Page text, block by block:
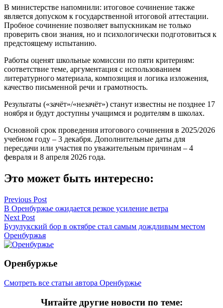
В министерстве напомнили: итоговое сочинение также
является допуском к государственной итоговой аттестации.
Пробное сочинение позволяет выпускникам не только
проверить свои знания, но и психологически подготовиться к
предстоящему испытанию.
Работы оценят школьные комиссии по пяти критериям:
соответствие теме, аргументация с использованием
литературного материала, композиция и логика изложения,
качество письменной речи и грамотность.
Результаты («зачёт»/«незачёт») станут известны не позднее 17
ноября и будут доступны учащимся и родителям в школах.
Основной срок проведения итогового сочинения в 2025/2026
учебном году – 3 декабря. Дополнительные даты для
пересдачи или участия по уважительным причинам – 4
февраля и 8 апреля 2026 года.
Это может быть интересно:
Навигация
по
записям
Previous Post
В Оренбуржье ожидается резкое усиление ветра
Next Post
Бузулукский бор в октябре стал самым дождливым местом
Оренбуржья
Оренбуржье
Смотреть все статьи автора Оренбуржье
Читайте другие новости по теме: